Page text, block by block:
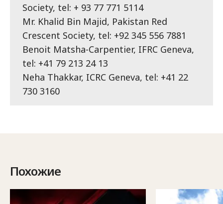
Society, tel: + 93 77 771 5114
Mr. Khalid Bin Majid, Pakistan Red
Crescent Society, tel: +92 345 556 7881
Benoit Matsha-Carpentier, IFRC Geneva,
tel: +41 79 213 24 13
Neha Thakkar, ICRC Geneva, tel: +41 22
730 3160
Похожие